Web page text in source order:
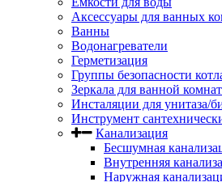
Аксессуары для ванных
Ванны
Водонагреватели
Герметизация
Группы безопасности
Зеркала для ванной
Инсталяции для унитаза/
Инструмент
Канализация
Бесшумная
Внутренняя
Наружная